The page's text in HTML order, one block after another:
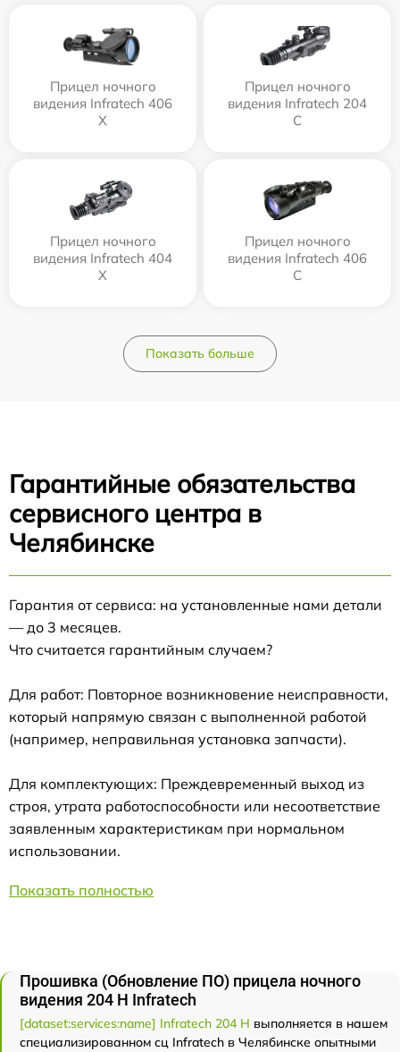
Прицел ночного
видения Infratech 406
Х
Прицел ночного
видения Infratech 204
С
Прицел ночного
видения Infratech 404
Х
Прицел ночного
видения Infratech 406
С
Показать больше
Гарантийные обязательства
сервисного центра в
Челябинске
Гарантия от сервиса: на установленные нами детали
— до 3 месяцев.
Что считается гарантийным случаем?
Для работ: Повторное возникновение неисправности,
который напрямую связан с выполненной работой
(например, неправильная установка запчасти).
Для комплектующих: Преждевременный выход из
строя, утрата работоспособности или несоответствие
заявленным характеристикам при нормальном
использовании.
Показать полностью
Прошивка (Обновление ПО) прицела ночного
видения 204 Н Infratech
[dataset:services:name] Infratech 204 Н выполняется в нашем
специализированном сц Infratech в Челябинске опытными